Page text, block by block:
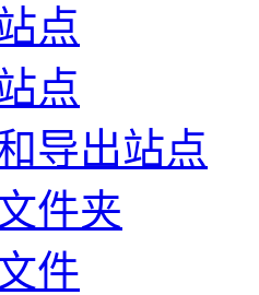
点
点
导出站点
件夹
件